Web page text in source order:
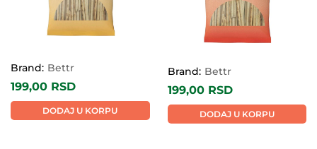
Brand: Bettr
199,00 RSD
DODAJ U KORPU
Brand: Bettr
199,00 RSD
DODAJ U KORPU